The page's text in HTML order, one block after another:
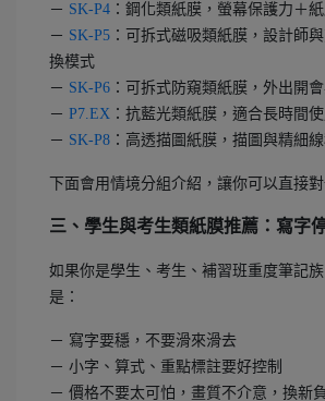
－ SK-P4 ：鋼化類紙膜，螢幕保護力＋
－ SK-P5 ：可拆式磁吸類紙膜，設計師
換模式
－ SK-P6 ：可拆式防窺類紙膜，外出開
－ P7.EX ：抗藍光類紙膜，適合長時間
－ SK-P8 ：高透描圖紙膜，描圖與精細
下面會用情境分組介紹，讓你可以直接
三、學生與考生類紙膜推薦：寫字
如果你是學生、考生、補習班重度筆記
是：
－ 寫字要穩，不要滑來滑去
－ 小字、算式、重點標註要好控制
－ 價格不要太可怕，畫質不介意，換新